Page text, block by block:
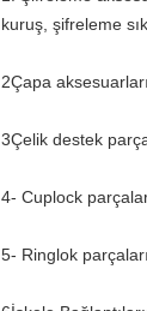
kuruş, şifreleme
2Çapa
3Çelik destek
4- Cuplock
5- Ringlok